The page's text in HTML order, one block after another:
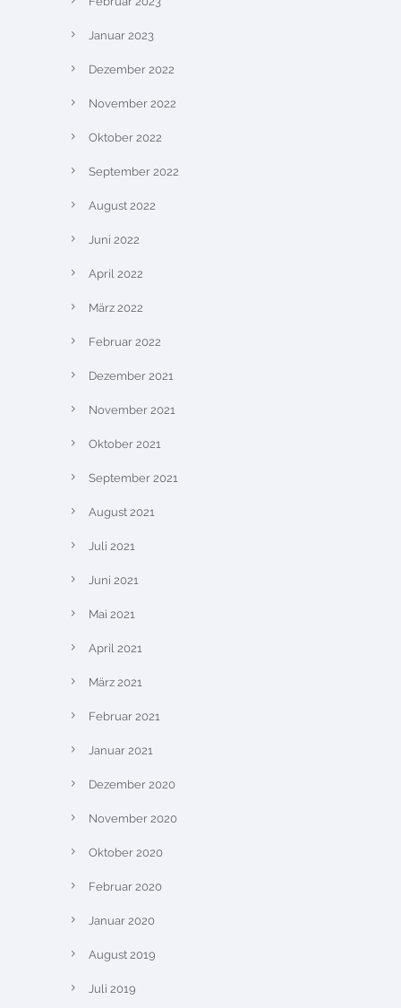
Januar 2023
Dezember 2022
November 2022
Oktober 2022
September 2022
August 2022
Juni 2022
April 2022
März 2022
Februar 2022
Dezember 2021
November 2021
Oktober 2021
September 2021
August 2021
Juli 2021
Juni 2021
Mai 2021
April 2021
März 2021
Februar 2021
Januar 2021
Dezember 2020
November 2020
Oktober 2020
Februar 2020
Januar 2020
August 2019
Juli 2019